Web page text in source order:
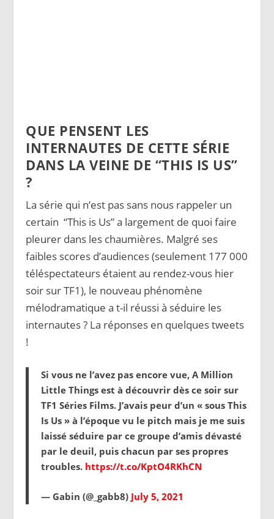
QUE PENSENT LES
INTERNAUTES DE CETTE SÉRIE
DANS LA VEINE DE “THIS IS US”
?
La série qui n’est pas sans nous rappeler un
certain “This is Us” a largement de quoi faire
pleurer dans les chaumières. Malgré ses
faibles scores d’audiences (seulement 177 000
téléspectateurs étaient au rendez-vous hier
soir sur TF1), le nouveau phénomène
mélodramatique a t-il réussi à séduire les
internautes ? La réponses en quelques tweets
!
Si vous ne l’avez pas encore vue, A Million
Little Things est à découvrir dès ce soir sur
TF1 Séries Films. J’avais peur d’un « sous This
Is Us » à l’époque vu le pitch mais je me suis
laissé séduire par ce groupe d’amis dévasté
par le deuil, puis chacun par ses propres
troubles. https://t.co/KptO4RKhCN
— Gabin (@_gabb8) July 5, 2021